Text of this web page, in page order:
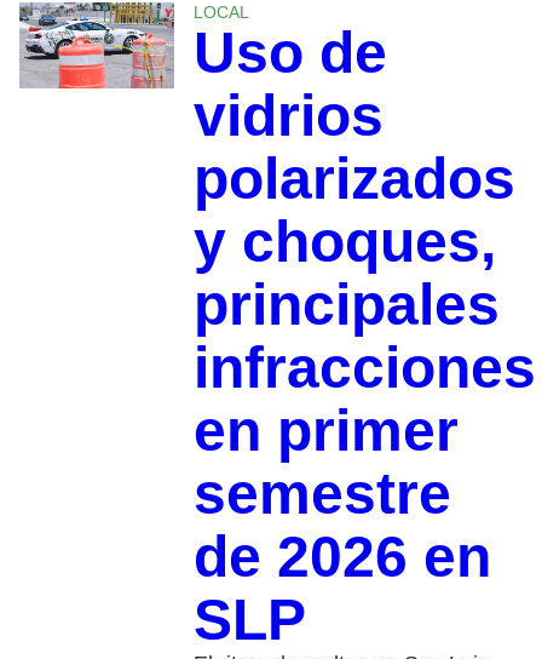
LOCAL
Uso de
vidrios
polarizados
y choques,
principales
infracciones
en primer
semestre
de 2026 en
SLP